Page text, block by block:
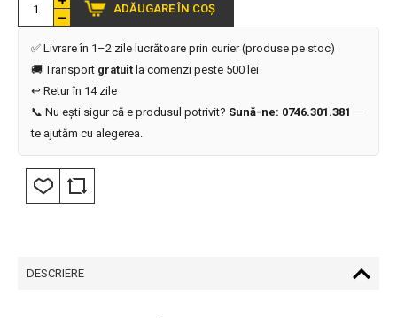
ADĂUGARE ÎN COȘ
✅ Livrare în 1–2 zile lucrătoare prin curier (produse pe stoc)
🚚 Transport gratuit la comenzi peste 500 lei
↩️ Retur în 14 zile
📞 Nu ești sigur că e produsul potrivit? Sună-ne: 0746.301.381 —
te ajutăm cu alegerea.
DESCRIERE